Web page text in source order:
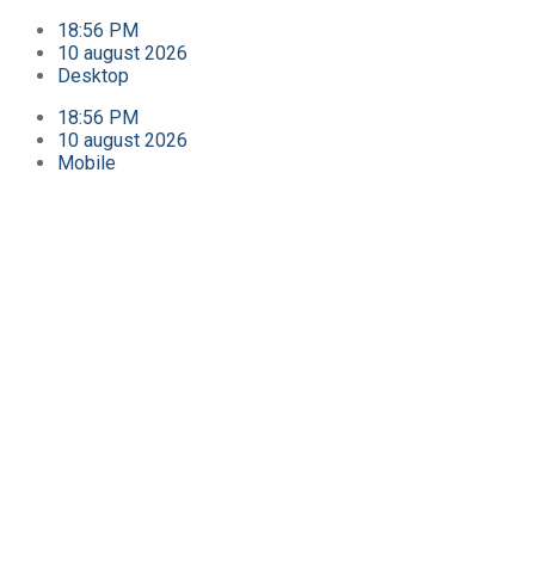
18:56 PM
10 august 2026
Desktop
18:56 PM
10 august 2026
Mobile